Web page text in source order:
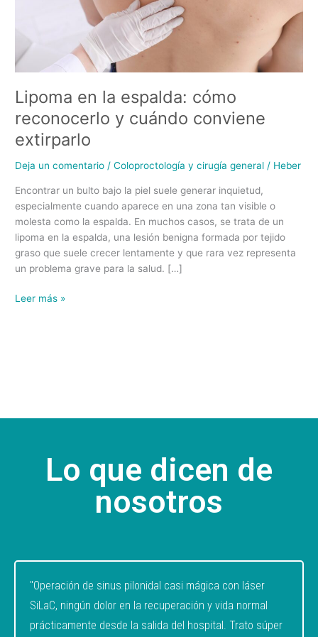
Lipoma en la espalda: cómo
reconocerlo y cuándo conviene
extirparlo
Deja un comentario /Coloproctología y cirugía general / Heber
Encontrar un bulto bajo la piel suele generar inquietud,
especialmente cuando aparece en una zona tan visible o
molesta como la espalda. En muchos casos, se trata de un
lipoma en la espalda, una lesión benigna formada por tejido
graso que suele crecer lentamente y que rara vez representa
un problema grave para la salud. […]
Leer más »
Lo que dicen de
nosotros
"Operación de sinus pilonidal casi mágica con láser
SiLaC, ningún dolor en la recuperación y vida normal
prácticamente desde la salida del hospital. Trato súper